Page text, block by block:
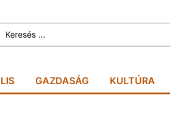
GAZDASÁG KULTÚRA